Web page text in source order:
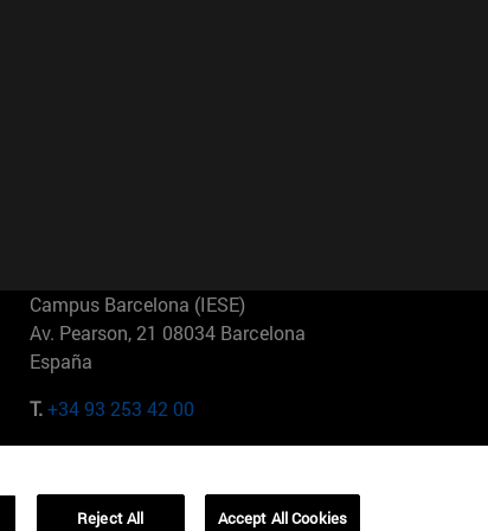
Campus Barcelona (IESE)
Av. Pearson, 21 08034 Barcelona
España
T.+34 93 253 42 00
01321001 Bela Vista Brasil
Reject All Accept All Cookies